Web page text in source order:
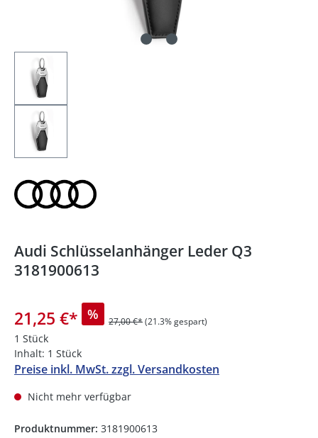
Audi Schlüsselanhänger Leder Q3
3181900613
21,25 €* % 27,00 €*(21.3% gespart)
1 Stück
Inhalt: 1 Stück
Preise inkl. MwSt. zzgl. Versandkosten
Nicht mehr verfügbar
Produktnummer: 3181900613